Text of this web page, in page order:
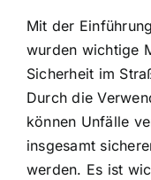
Mit der
wurden wichtige
Sicherheit im
Durch die
können Unfälle
insgesamt
werden. Es ist